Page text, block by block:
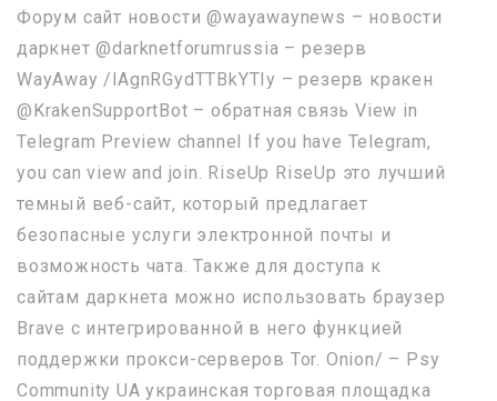
Форум сайт новости @wayawaynews – новости
даркнет @darknetforumrussia – резерв
WayAway /lAgnRGydTTBkYTIy – резерв кракен
@KrakenSupportBot – обратная связь View in
Telegram Preview channel If you have Telegram,
you can view and join. RiseUp RiseUp это лучший
темный веб-сайт, который предлагает
безопасные услуги электронной почты и
возможность чата. Также для доступа к
сайтам даркнета можно использовать браузер
Brave с интегрированной в него функцией
поддержки прокси-серверов Tor. Onion/ – Psy
Community UA украинская торговая площадка